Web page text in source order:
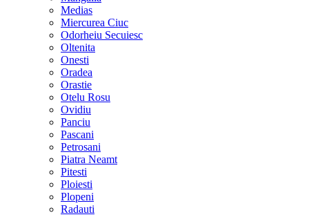
Medias
Miercurea Ciuc
Odorheiu Secuiesc
Oltenita
Onesti
Oradea
Orastie
Otelu Rosu
Ovidiu
Panciu
Pascani
Petrosani
Piatra Neamt
Pitesti
Ploiesti
Plopeni
Radauti